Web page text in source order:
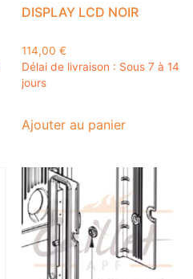
DISPLAY LCD NOIR
114,00 €
Délai de livraison : Sous 7 à 14
jours
Ajouter au panier